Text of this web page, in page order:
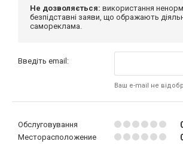
Не дозволяється: використання
безпідставні заяви, що ображають
самореклама.
Введіть email:
Ваш e-mail не
Обслуговування
Месторасположение